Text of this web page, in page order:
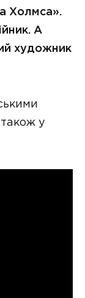
Холмса».
А
художник
у